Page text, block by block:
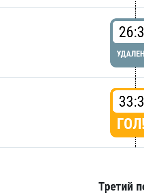
Третий